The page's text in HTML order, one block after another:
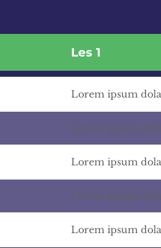
Les 1
Lorem ipsum
Lorem ipsum
Lorem ipsum
Lorem ipsum
Lorem ipsum